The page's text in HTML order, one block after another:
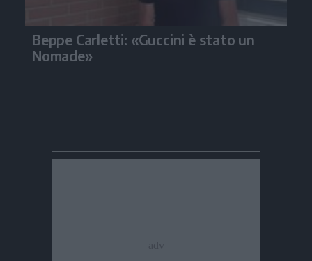
Beppe Carletti: «Guccini è stato un
Nomade»